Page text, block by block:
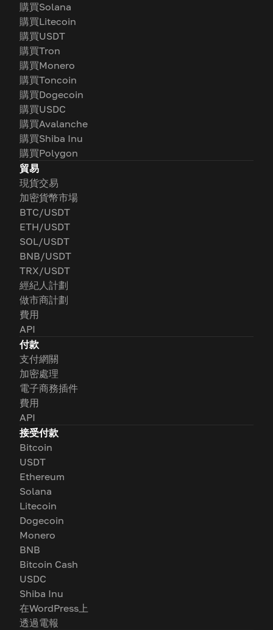
購買Solana
購買Litecoin
購買USDT
購買Tron
購買Monero
購買Toncoin
購買Dogecoin
購買USDC
購買Avalanche
購買Shiba Inu
購買Polygon
貿易
現貨交易
加密貨幣市場
BTC/USDT
ETH/USDT
SOL/USDT
BNB/USDT
TRX/USDT
經紀人計劃
做市商計劃
費用
API
付款
支付網關
加密處理
電子商務插件
費用
API
接受付款
Bitcoin
USDT
Ethereum
Solana
Litecoin
Dogecoin
Monero
BNB
Bitcoin Cash
USDC
Shiba Inu
在WordPress上
透過電報